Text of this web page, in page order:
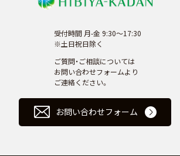
受付時間 月-金 9:30～17:30
※土日祝日除く
ご質問・ご相談については
お問い合わせフォームより
ご連絡ください。
お問い合わせフォーム